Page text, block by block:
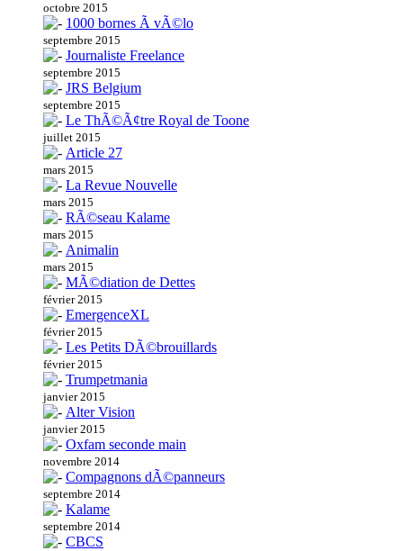
octobre 2015
1000 bornes Ã vÃ©lo
septembre 2015
Journaliste Freelance
septembre 2015
JRS Belgium
septembre 2015
Le ThÃ©Ã¢tre Royal de Toone
juillet 2015
Article 27
mars 2015
La Revue Nouvelle
mars 2015
RÃ©seau Kalame
mars 2015
Animalin
mars 2015
MÃ©diation de Dettes
février 2015
EmergenceXL
février 2015
Les Petits DÃ©brouillards
février 2015
Trumpetmania
janvier 2015
Alter Vision
janvier 2015
Oxfam seconde main
novembre 2014
Compagnons dÃ©panneurs
septembre 2014
Kalame
septembre 2014
CBCS